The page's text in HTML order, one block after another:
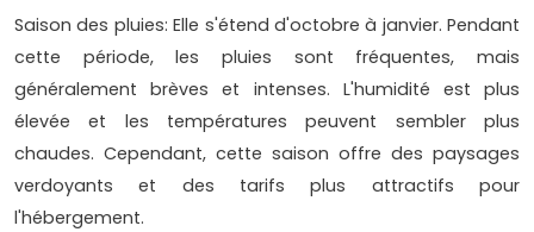
Saison des pluies: Elle s'étend d'octobre à janvier. Pendant
cette période, les pluies sont fréquentes, mais
généralement brèves et intenses. L'humidité est plus
élevée et les températures peuvent sembler plus
chaudes. Cependant, cette saison offre des paysages
verdoyants et des tarifs plus attractifs pour
l'hébergement.